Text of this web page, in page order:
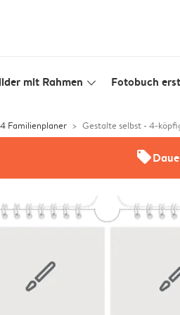
mit Rahmen slim_arrow_down Fotobuch
Familienplaner Gestalte selbst - 4-
offers